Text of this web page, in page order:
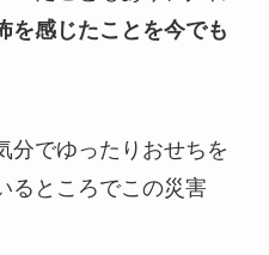
を感じたことを今でも
分でゆったりおせちを
るところでこの災害